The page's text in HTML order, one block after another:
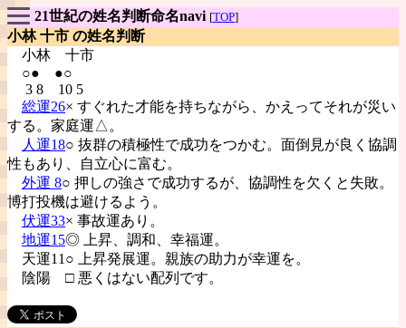
21世紀の姓名判断命名navi [TOP]
小林 十市 の姓名判断
小林 十市
○● ●○
3 8 10 5
総運26× すぐれた才能を持ちながら、かえってそれが災い
する。家庭運△。
人運18○ 抜群の積極性で成功をつかむ。面倒見が良く協調
性もあり、自立心に富む。
外運 8○ 押しの強さで成功するが、協調性を欠くと失敗。
博打投機は避けるよう。
伏運33× 事故運あり。
地運15◎ 上昇、調和、幸福運。
天運11○ 上昇発展運。親族の助力が幸運を。
陰陽 □ 悪くはない配列です。